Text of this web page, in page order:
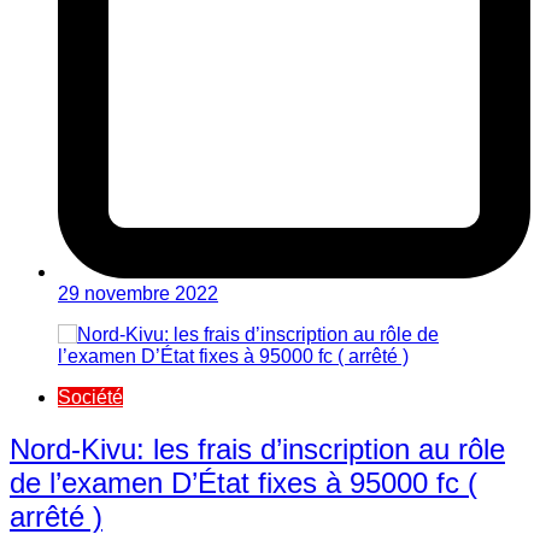
29 novembre 2022
Société
Nord-Kivu: les frais d’inscription au rôle
de l’examen D’État fixes à 95000 fc (
arrêté )